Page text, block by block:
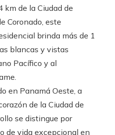
km de la Ciudad de
Coronado, este
brinda más de 1
blancas y vistas
Pacífico y al
en Panamá Oeste, a
de la Ciudad de
se distingue por
de vida excepcional en